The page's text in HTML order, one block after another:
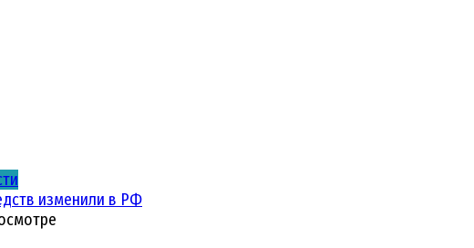
изменили в РФ